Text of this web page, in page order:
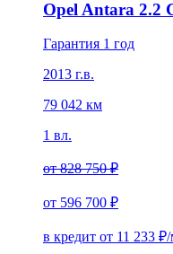
Opel Antara 2.2
Гарантия 1 год
2013 г.в.
79 042 км
1 вл.
от828 750 ₽
от 596 700 ₽
в кредит от 11 233 ₽/